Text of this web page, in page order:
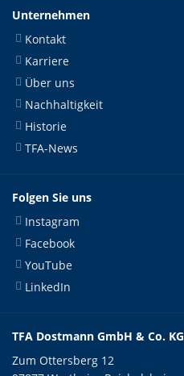
Unternehmen
Kontakt
Karriere
Über uns
Nachhaltigkeit
Historie
TFA-News
Folgen Sie uns
Instagram
Facebook
YouTube
LinkedIn
TFA Dostmann GmbH & Co. KG
Zum Ottersberg 12